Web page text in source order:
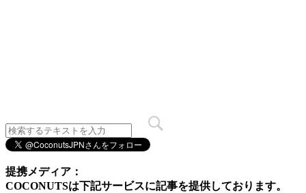
提携メディア：
COCONUTSは下記サービスに記事を提供しております。